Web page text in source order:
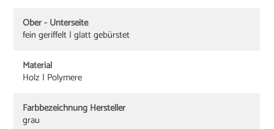
Ober - Unterseite
fein geriffelt | glatt gebürstet
Material
Holz | Polymere
Farbbezeichnung Hersteller
grau